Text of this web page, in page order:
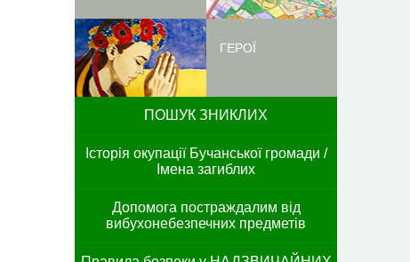
ГЕРОЇ
ПОШУК ЗНИКЛИХ
Історія окупації Бучанської громади /
Імена загиблих
Допомога постраждалим від
вибухонебезпечних предметів